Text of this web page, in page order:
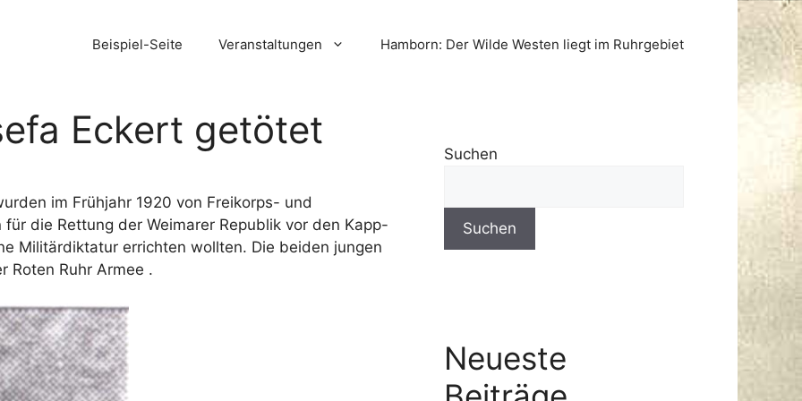
Beispiel-Seite Veranstaltungen Hamborn: Der Wilde Westen liegt im Ruhrgebiet
Eckert getötet
im Frühjahr 1920 von Freikorps- und
die Rettung der Weimarer Republik vor den Kapp-
Militärdiktatur errichten wollten. Die beiden jungen
Roten Ruhr Armee .
Suchen
Suchen
Neueste